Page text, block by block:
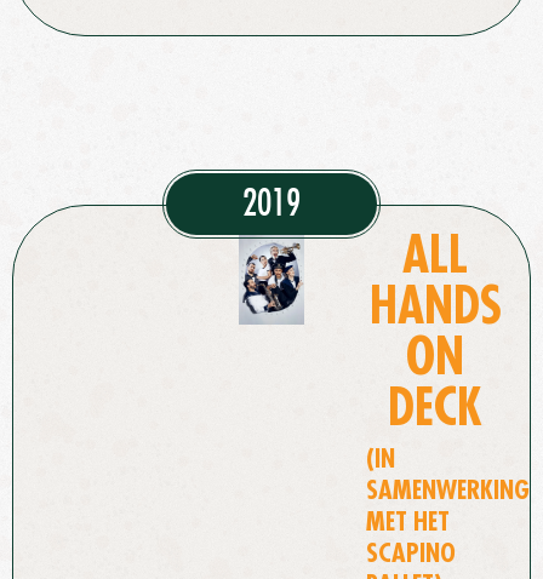
2019
ALL
HANDS
ON
DECK
(IN
SAMENWERKING
MET HET
SCAPINO